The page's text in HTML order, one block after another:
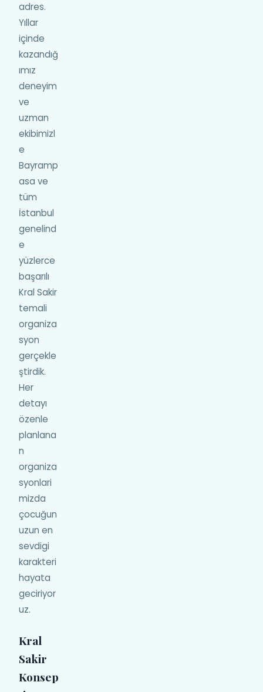
adres.
Yıllar
içinde
kazandığ
ımız
deneyim
ve
uzman
ekibimizl
e
Bayramp
asa ve
tüm
İstanbul
genelind
e
yüzlerce
başarılı
Kral Sakir
temali
organiza
syon
gerçekle
ştirdik.
Her
detayı
özenle
planlana
n
organiza
syonlari
mizda
çocuğun
uzun en
sevdigi
karakteri
hayata
geciriyor
uz.
Kral
Sakir
Konsep